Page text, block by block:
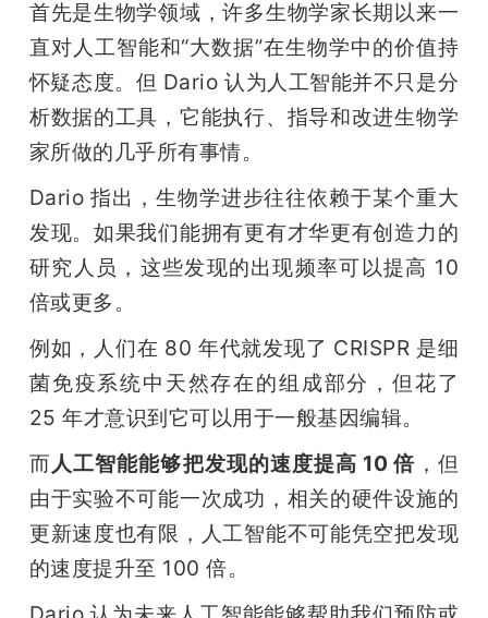
首先是生物学领域，许多生物学家长期以来一
直对人工智能和“大数据”在生物学中的价值持
怀疑态度。但 Dario 认为人工智能并不只是分
析数据的工具，它能执行、指导和改进生物学
家所做的几乎所有事情。
Dario 指出，生物学进步往往依赖于某个重大
发现。如果我们能拥有更有才华更有创造力的
研究人员，这些发现的出现频率可以提高 10
倍或更多。
例如，人们在 80 年代就发现了 CRISPR 是细
菌免疫系统中天然存在的组成部分，但花了
25 年才意识到它可以用于一般基因编辑。
而人工智能能够把发现的速度提高 10 倍 ，但
由于实验不可能一次成功，相关的硬件设施的
更新速度也有限，人工智能不可能凭空把发现
的速度提升至 100 倍。